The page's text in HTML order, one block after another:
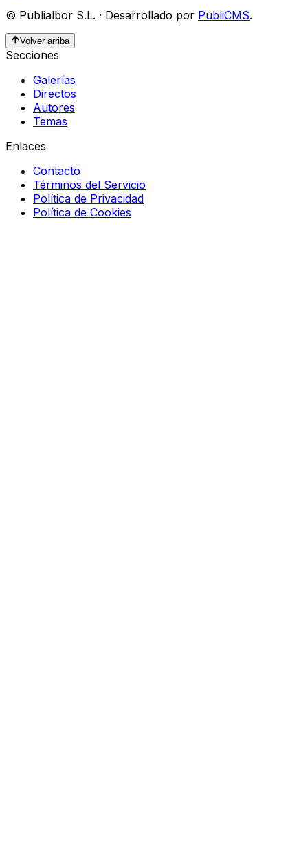
© Publialbor S.L. · Desarrollado por PubliCMS.
Volver arriba
Secciones
Galerías
Directos
Autores
Temas
Enlaces
Contacto
Términos del Servicio
Política de Privacidad
Política de Cookies